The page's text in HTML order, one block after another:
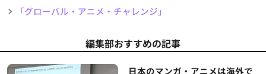
「グローバル・アニメ・チャレンジ」
編集部おすすめの記事
日本のマンガ・アニメは海外で